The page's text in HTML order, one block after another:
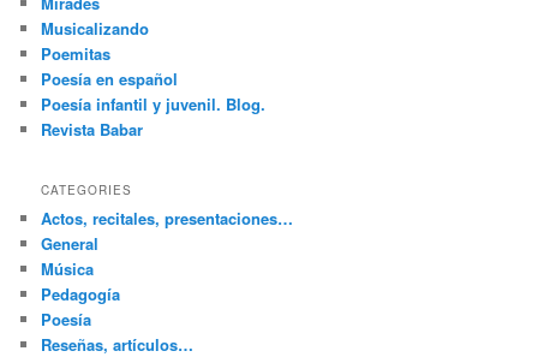
Musicalizando
Poemitas
Poesía en español
Poesía infantil y juvenil. Blog.
Revista Babar
CATEGORIES
Actos, recitales, presentaciones…
General
Música
Pedagogía
Poesía
Reseñas, artículos…